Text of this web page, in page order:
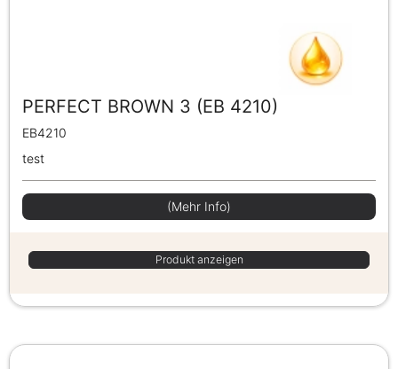
PERFECT BROWN 3 (EB 4210)
EB4210
test
(Mehr Info)
Produkt anzeigen